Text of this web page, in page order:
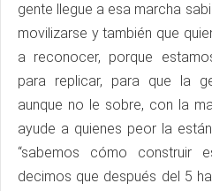
gente llegue a esa marcha
movilizarse y también que
a reconocer, porque
para replicar, para que la
aunque no le sobre, con la
ayude a quienes peor la
“sabemos cómo
decimos que después del 5